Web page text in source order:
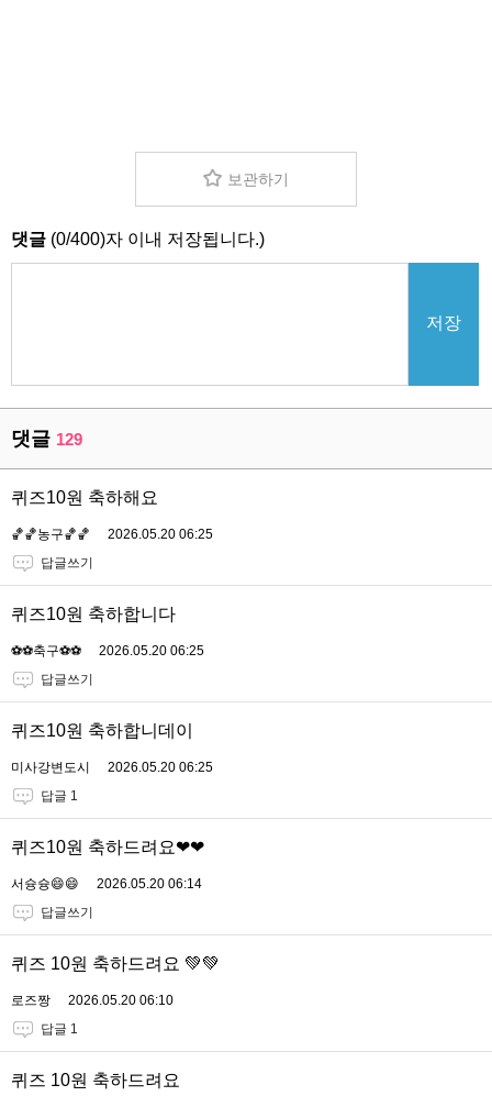
보관하기
댓글 (0/400)자 이내 저장됩니다.)
저장
댓글 129
퀴즈10원 축하해요
🏀🏀농구🏀🏀
2026.05.20 06:25
답글쓰기
퀴즈10원 축하합니다
⚽️⚽️축구⚽️⚽️
2026.05.20 06:25
답글쓰기
퀴즈10원 축하합니데이
미사강변도시
2026.05.20 06:25
답글 1
퀴즈10원 축하드려요❤❤
서슝슝😄😄
2026.05.20 06:14
답글쓰기
퀴즈 10원 축하드려요 💚💚
로즈짱
2026.05.20 06:10
답글 1
퀴즈 10원 축하드려요